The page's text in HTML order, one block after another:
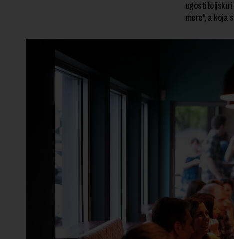
ugostiteljsku
mere", a koja